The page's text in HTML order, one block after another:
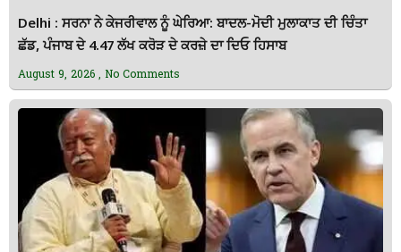
Delhi : ਸਰਨਾ ਨੇ ਕੇਜਰੀਵਾਲ ਨੂੰ ਘੇਰਿਆ: ਬਾਦਲ-ਮੋਦੀ ਮੁਲਾਕਾਤ ਦੀ ਚਿੰਤਾ
ਛੱਡ, ਪੰਜਾਬ ਦੇ 4.47 ਲੱਖ ਕਰੋੜ ਦੇ ਕਰਜ਼ੇ ਦਾ ਦਿਓ ਹਿਸਾਬ
August 9, 2026 No Comments